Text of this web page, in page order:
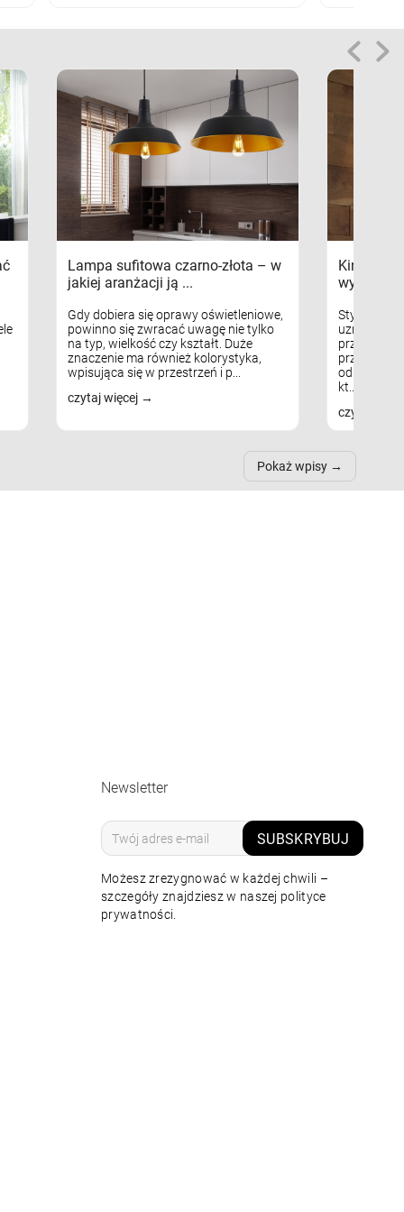
Lampa sufitowa czarno-złota – w
jakiej aranżacji ją ...
Gdy dobiera się oprawy oświetleniowe,
powinno się zwracać uwagę nie tylko
na typ, wielkość czy kształt. Duże
znaczenie ma również kolorystyka,
wpisująca się w przestrzeń i p...
czytaj więcej
Kinkiety
Styl
uznaniem
kt...
czytaj
Pokaż wpisy
Newsletter
SUBSKRYBUJ
Możesz zrezygnować w każdej chwili –
szczegóły znajdziesz w naszej polityce
prywatności.